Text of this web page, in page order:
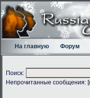
На главную Форум
Поиск:
Непрочитанные сообщения: [